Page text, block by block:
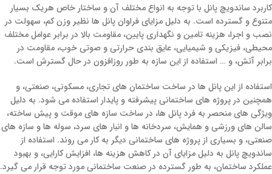
کاربرد ساندویچ پانل با توجه به انواع مختلف آن و ساختار خاص هریک بسیار
متنوع و گسترده است. به دلیل مزایای فراوان پانل‌ ها نظیر وزن کم، سهولت در
نصب و اجرا، هزینه تامین و نگهداری پایین، مقاومت بالا در برابر عوامل مختلف
محیطی، فیزیکی و شیمیایی، عایق‌ بندی حرارتی و صوتی خوب، مقاومت در
برابر آتش، و … استفاده از این سازه به طور روزافزون در حال گسترش است.
استفاده از این پانل‌ ها در ساخت ساختمان‌ های تجاری، مسکونی، صنعتی، و
همچنین در پروژه‌ های ساختمانی پیشرفته و پایدار استفاده می‌ شود. به دلیل
ویژگی‌ های منحصر به فرد پانل‌ ها، در ساخت سازه‌ های موقت و پیش‌ ساخته،
سالن‌ های ورزشی و همایش، سردخانه‌ ها و انبار های سرد، سوله‌ ها و سازه‌ های
صنعتی، و بسیاری از پروژه‌ های ساختمانی دیگر به کار می‌ روند. استفاده از
ساندویچ پانل به دلیل مزایای آن در کاهش هزینه‌ ها، افزایش کارایی، و بهبود
عملکرد ساختمان، به طور گسترده در صنعت ساختمانی مورد توجه قرار می‌ گیرد.